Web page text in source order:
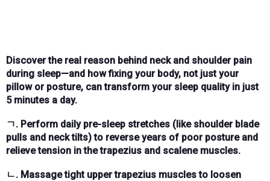
Discover the real reason behind neck and shoulder pain
during sleep—and how fixing your body, not just your
pillow or posture, can transform your sleep quality in just
5 minutes a day.
ㄱ. Perform daily pre-sleep stretches (like shoulder blade
pulls and neck tilts) to reverse years of poor posture and
relieve tension in the trapezius and scalene muscles.
ㄴ. Massage tight upper trapezius muscles to loosen